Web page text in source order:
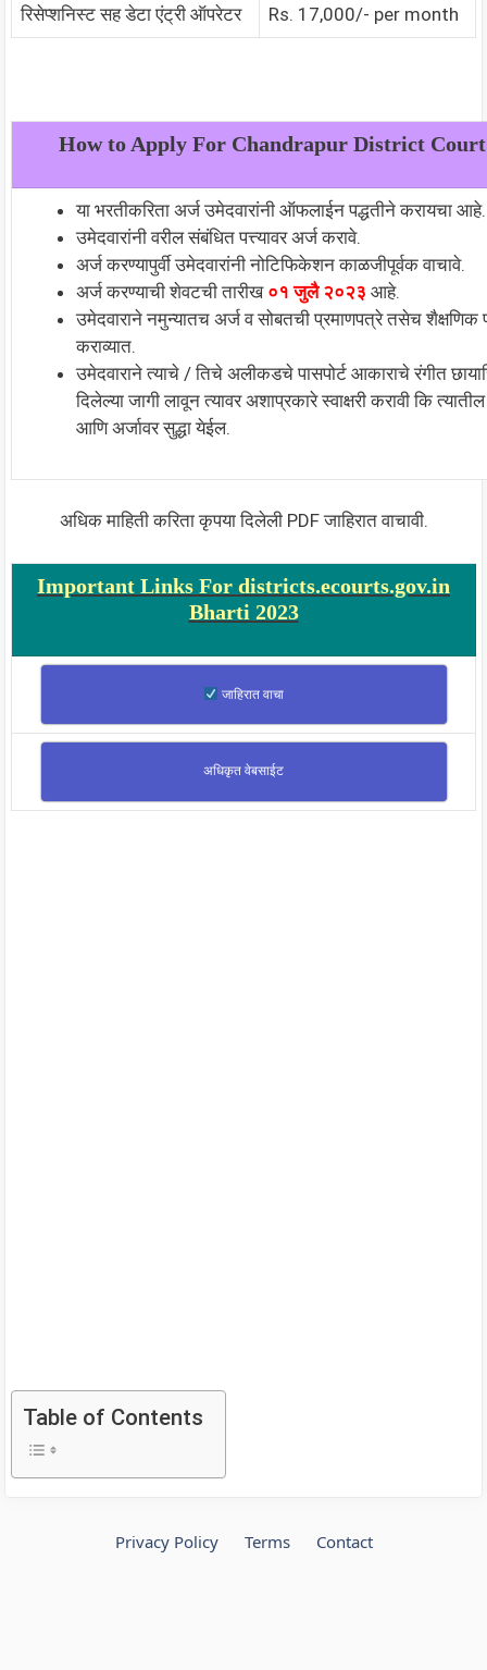
रिसेप्शनिस्ट सह डेटा एंट्री ऑपरेटर Rs. 17,000/- per month
How to Apply For Chandrapur District Court
या भरतीकरिता अर्ज उमेदवारांनी ऑफलाईन पद्धतीने करायचा आहे.
उमेदवारांनी वरील संबंधित पत्त्यावर अर्ज करावे.
अर्ज करण्यापुर्वी उमेदवारांनी नोटिफिकेशन काळजीपूर्वक वाचावे.
अर्ज करण्याची शेवटची तारीख ०१ जुलै २०२३ आहे.
उमेदवाराने नमुन्यातच अर्ज व सोबतची प्रमाणपत्रे तसेच शैक्षणिक
कराव्यात.
उमेदवाराने त्याचे / तिचे अलीकडचे पासपोर्ट आकाराचे रंगीत
दिलेल्या जागी लावून त्यावर अशाप्रकारे स्वाक्षरी करावी कि
आणि अर्जावर सुद्धा येईल.
अधिक माहिती करिता कृपया दिलेली PDF जाहिरात वाचावी.
Important Links For districts.ecourts.gov.in
Bharti 2023
जाहिरात वाचा
अधिकृत वेबसाईट
Table of Contents
Privacy Policy Terms Contact